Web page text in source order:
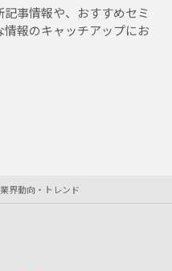
事情報や、おすすめセミ
報のキャッチアップにお
業界動向・トレンド